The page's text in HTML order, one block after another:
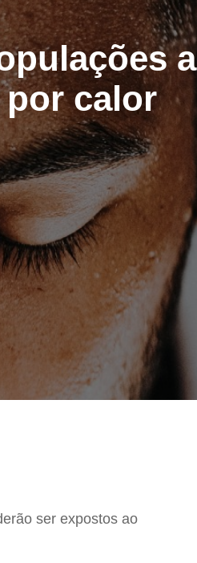
a
calor
ser expostos ao